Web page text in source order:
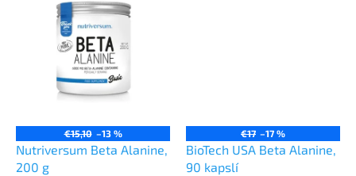
€15,10 –13 %
Nutriversum Beta Alanine,
200 g
€17 –17 %
BioTech USA Beta Alanine,
90 kapslí